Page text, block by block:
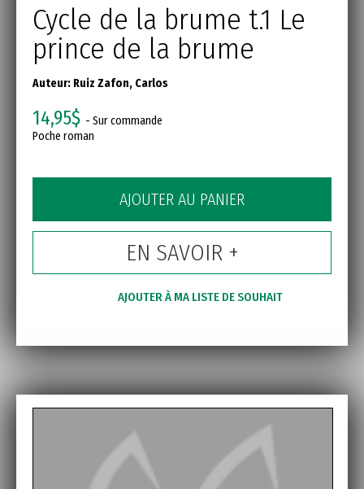
Cycle de la brume t.1 Le
prince de la brume
Auteur: Ruiz Zafon, Carlos
14,95$ - Sur commande
Poche roman
AJOUTER AU PANIER
EN SAVOIR +
AJOUTER À MA LISTE DE SOUHAIT